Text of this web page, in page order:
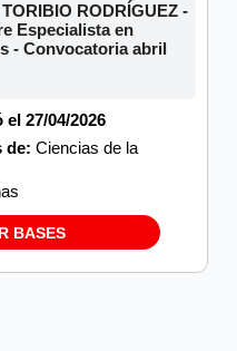
RODRÍGUEZ -
Especialista en
- Convocatoria abril
27/04/2026
de: Ciencias de la
BASES